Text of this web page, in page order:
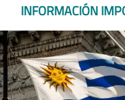
INFORMACIÓN